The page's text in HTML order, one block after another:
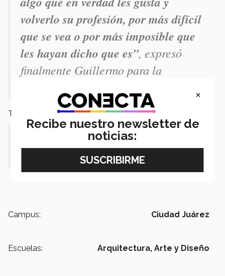
volverlo su profesión, por más difícil
que se vea o por más imposible que
les hayan dicho que es”, expresó
finalmente Guillermo para la
También podría interesarte
Sus pasos de baile lo encaminan al
éxito Leer más >
Campus: Ciudad Juárez
Escuelas: Arquitectura, Arte y Diseño
×
Recibe nuestro newsletter de
noticias: